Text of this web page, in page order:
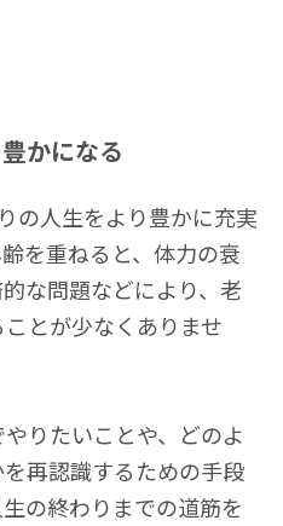
かになる
の人生をより豊かに充実
を重ねると、体力の衰
な問題などにより、老
とが少なくありませ
りたいことや、どのよ
再認識するための手段
の終わりまでの道筋を